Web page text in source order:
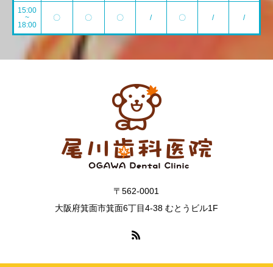
15:00
~
18:00
〇 〇 〇 / 〇 / /
〒562-0001
大阪府箕面市箕面6丁目4-38 むとうビル1F